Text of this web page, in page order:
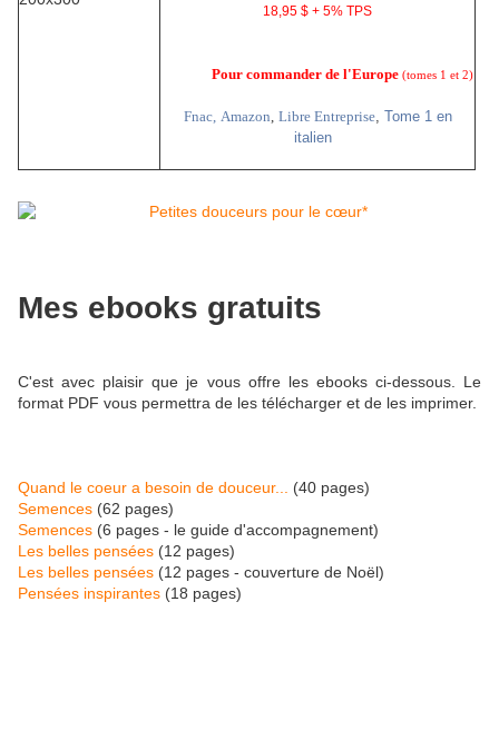
18,95 $ + 5% TPS
Pour commander de l'Europe (tomes 1 et 2)
Fnac, Amazon, Libre Entreprise, Tome 1 en
italien
Mes ebooks gratuits
C'est avec plaisir que je vous offre les ebooks ci-dessous. Le
format PDF vous permettra de les télécharger et de les imprimer.
Quand le coeur a besoin de douceur...
(40 pages)
Semences (62 pages)
Semences (6 pages - le guide d'accompagnement)
Les belles pensées (12 pages)
Les belles pensées (12 pages - couverture de Noël)
Pensées inspirantes (18 pages)